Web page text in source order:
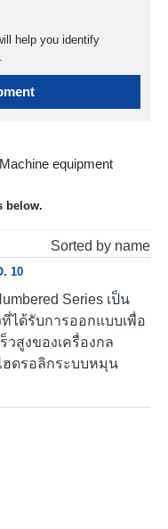
help you identify
equipment
below.
Sorted by name
10
Series เป็น
ด้รับการออกแบบเพื่อ
วสูงของเครื่องกล
ฮดรอลิกระบบหมุน